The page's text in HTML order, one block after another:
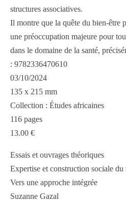
structures associatives.
Il montre que la quête du bien-être
une préoccupation majeure pour
dans le domaine de la santé,
: 9782336470610
03/10/2024
135 x 215 mm
Collection : Études africaines
116 pages
13.00 €
Essais et ouvrages théoriques
Expertise et construction sociale du
Vers une approche intégrée
Suzanne Gazal